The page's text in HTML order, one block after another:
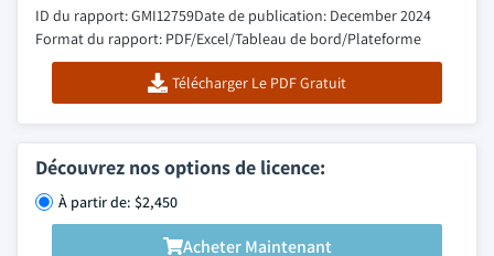
ID du rapport: GMI12759Date de publication: December 2024
Format du rapport: PDF/Excel/Tableau de bord/Plateforme
Télécharger Le PDF Gratuit
Découvrez nos options de licence:
À partir de: $2,450
Acheter Maintenant